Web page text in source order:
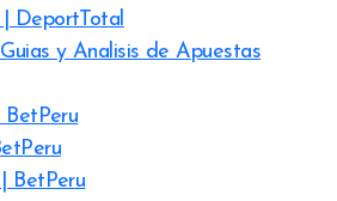
| DeportTotal
y Analisis de Apuestas
BetPeru